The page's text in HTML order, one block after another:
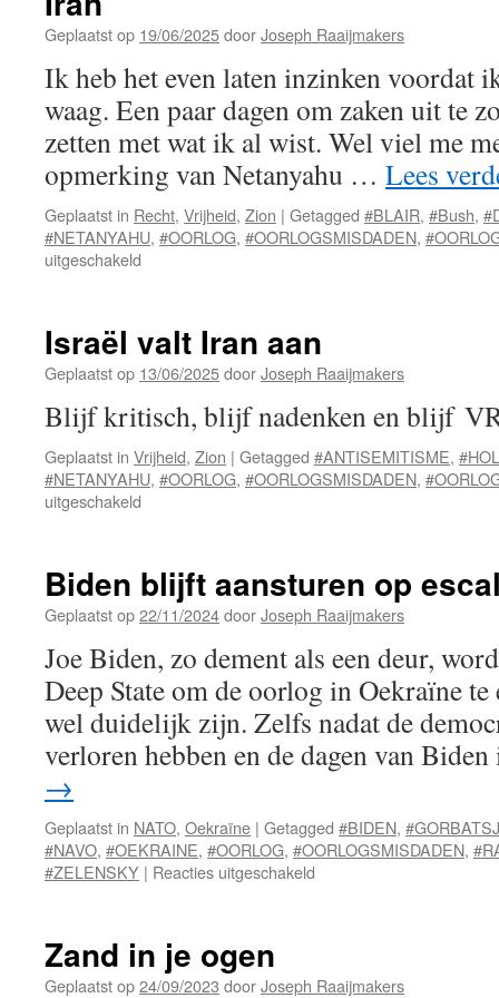
Geplaatst op 19/06/2025doorJoseph Raaijmakers
Ik heb het even laten inzinken voordat
waag. Een paar dagen om zaken uit te
zetten met wat ik al wist. Wel viel me
opmerking van Netanyahu … Lees
Geplaatst in Recht, Vrijheid, Zion | Getagged #BLAIR, #Bush,
#NETANYAHU, #OORLOG, #OORLOGSMISDADEN,
uitgeschakeld
Israël valt Iran aan
Geplaatst op 13/06/2025doorJoseph Raaijmakers
Blijf kritisch, blijf nadenken en blijf
Geplaatst in Vrijheid, Zion | Getagged #ANTISEMITISME,
#NETANYAHU, #OORLOG, #OORLOGSMISDADEN,
uitgeschakeld
aan
Biden blijft aansturen op
Geplaatst op22/11/2024doorJoseph Raaijmakers
Joe Biden, zo dement als een deur,
Deep State om de oorlog in Oekraïne te
wel duidelijk zijn. Zelfs nadat de
verloren hebben en de dagen van
→
Geplaatst in NATO, Oekraïne | Getagged #BIDEN,
#NAVO, #OEKRAINE, #OORLOG, #OORLOGSMISDADEN,
#ZELENSKY | Reacties uitgeschakeld
escalatie
Zand in je ogen
Geplaatst op24/09/2023 doorJoseph Raaijmakers